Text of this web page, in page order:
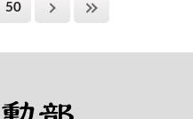
50